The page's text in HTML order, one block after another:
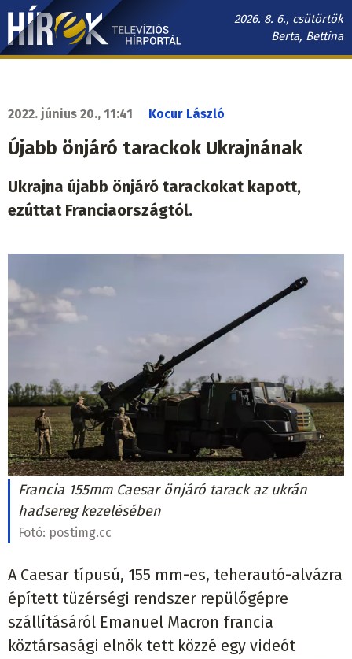
Ugrás
tartalomra
2026. 8. 6., csütörtök
Berta, Bettina
Hírek.sk
navigáció
2022. június 20., 11:41 Kocur László
Újabb önjáró tarackok Ukrajnának
Ukrajna újabb önjáró tarackokat kapott,
ezúttat Franciaországtól.
Francia 155mm Caesar önjáró tarack az ukrán
hadsereg kezelésében
Fotó: postimg.cc
A Caesar típusú, 155 mm-es, teherautó-alvázra
épített tüzérségi rendszer repülőgépre
szállításáról Emanuel Macron francia
köztársasági elnök tett közzé egy videót